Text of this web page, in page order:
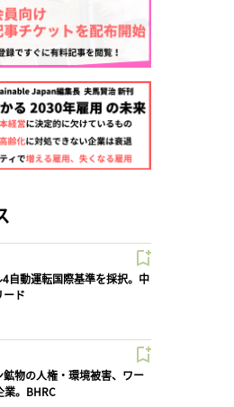
4自動運転国際基準を採択。中
ード
鉱物の人権・環境被害、ワー
業。BHRC